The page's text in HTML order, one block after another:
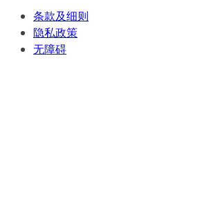
条款及细则
隐私政策
无障碍